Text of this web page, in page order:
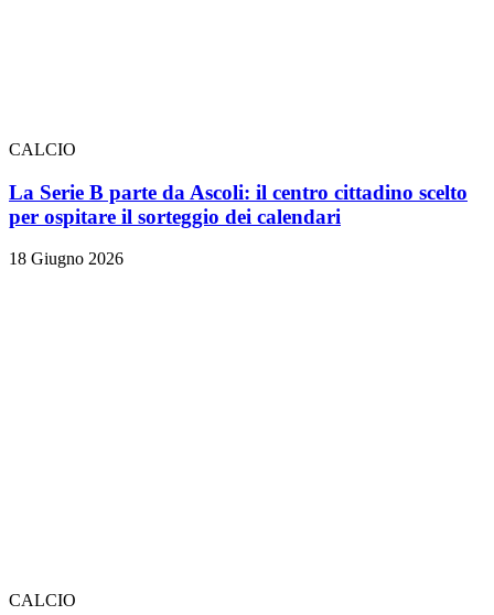
CALCIO
La Serie B parte da Ascoli: il centro cittadino scelto
per ospitare il sorteggio dei calendari
18 Giugno 2026
CALCIO